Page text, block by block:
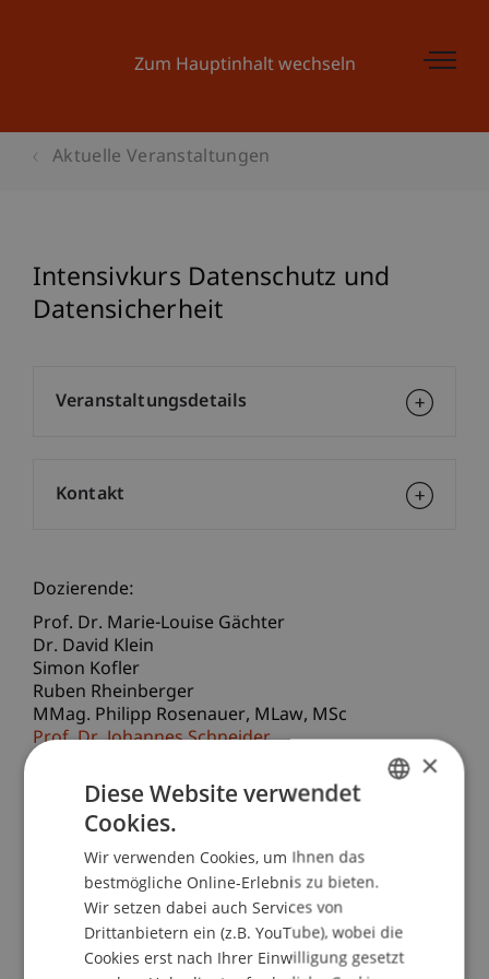
Zum Hauptinhalt wechseln
Aktuelle Veranstaltungen
Intensivkurs Datenschutz und
Datensicherheit
Dozierende:
Prof. Dr. Marie-Louise Gächter
Dr. David Klein
Simon Kofler
Ruben Rheinberger
MMag. Philipp Rosenauer MLaw, MSc
Prof. Dr. Johannes Schneider
School/Professur:
«Datenschutz» und «Datensicherheit» sind
Begriffe, mit denen heute jedes Unternehmen im
Arbeitsalltag konfrontiert ist, insbesondere auch
in der Finanzindustrie. Gleichzeitig sind
Veranstaltungsdetails
Kontakt
×
Diese Website verwendet
Cookies.
Wir verwenden Cookies, um Ihnen das
bestmögliche Online-Erlebnis zu bieten.
Wir setzen dabei auch Services von
Drittanbietern ein (z.B. YouTube), wobei die
Cookies erst nach Ihrer Einwilligung gesetzt